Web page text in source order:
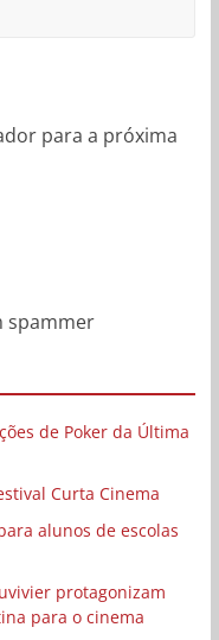
para a próxima
spammer
de Poker da Última
Curta Cinema
alunos de escolas
protagonizam
para o cinema